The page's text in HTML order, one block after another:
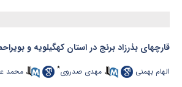
قارچهای بذرزاد برنج در استان کهگیلویه و
الهام بهمنی ، مهدی صدروی* ، محمد